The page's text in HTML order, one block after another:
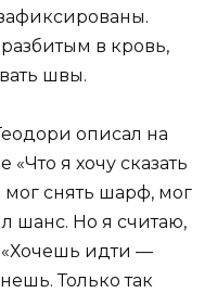
в кровь,
швы.
описал на
я хочу сказать
мог снять шарф, мог
шанс. Но я считаю,
«Хочешь идти —
Только так